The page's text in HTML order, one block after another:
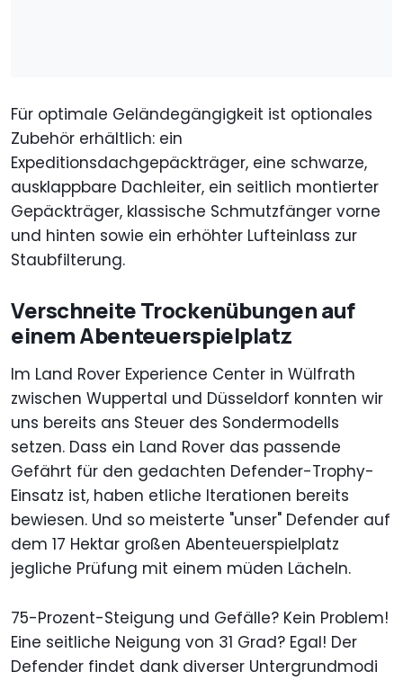
Für optimale Geländegängigkeit ist optionales
Zubehör erhältlich: ein
Expeditionsdachgepäckträger, eine schwarze,
ausklappbare Dachleiter, ein seitlich montierter
Gepäckträger, klassische Schmutzfänger vorne
und hinten sowie ein erhöhter Lufteinlass zur
Staubfilterung.
Verschneite Trockenübungen auf
einem Abenteuerspielplatz
Im Land Rover Experience Center in Wülfrath
zwischen Wuppertal und Düsseldorf konnten wir
uns bereits ans Steuer des Sondermodells
setzen. Dass ein Land Rover das passende
Gefährt für den gedachten Defender-Trophy-
Einsatz ist, haben etliche Iterationen bereits
bewiesen. Und so meisterte "unser" Defender auf
dem 17 Hektar großen Abenteuerspielplatz
jegliche Prüfung mit einem müden Lächeln.
75-Prozent-Steigung und Gefälle? Kein Problem!
Eine seitliche Neigung von 31 Grad? Egal! Der
Defender findet dank diverser Untergrundmodi